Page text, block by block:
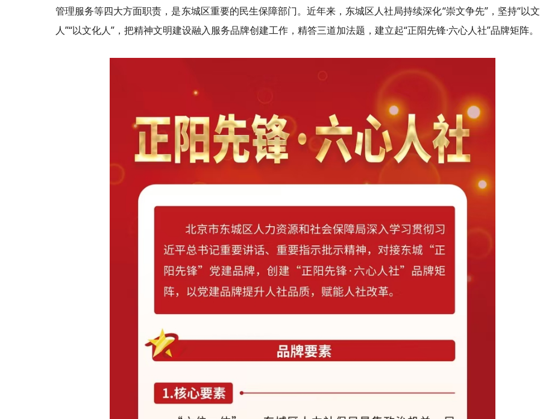
管理服务等四大方面职责，是东城区重要的民生保障部门。近年来，东城区人社局持续深化“崇文争先”，坚持“以
人”“以文化人”，把精神文明建设融入服务品牌创建工作，精答三道加法题，建立起“正阳先锋·六心人社”品牌矩阵。